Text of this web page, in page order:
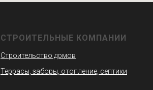
СТРОИТЕЛЬНЫЕ КОМПАНИИ
Строительство домов
Террасы, заборы, отопление, септики